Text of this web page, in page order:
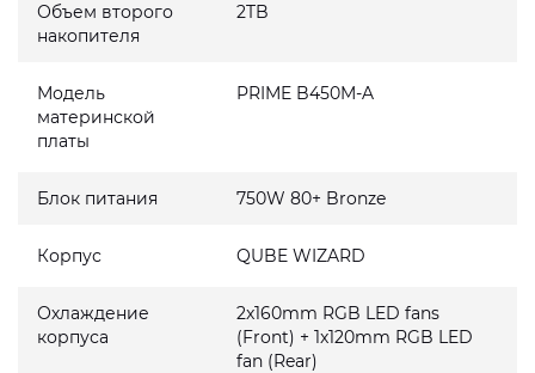
Объем второго
накопителя
2TB
Модель
материнской
платы
PRIME B450M-A
Блок питания 750W 80+ Bronze
Корпус QUBE WIZARD
Охлаждение
корпуса
2x160mm RGB LED fans
(Front) + 1x120mm RGB LED
fan (Rear)